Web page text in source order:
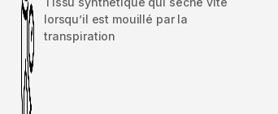
lorsqu’il est mouillé par la
transpiration